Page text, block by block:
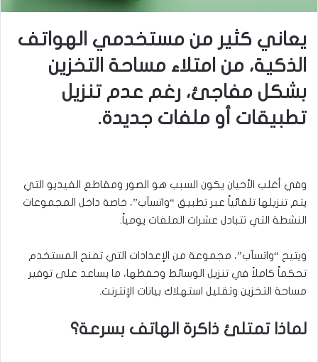
يعاني كثير من مستخدمي الهواتف
الذكية، من امتلاء مساحة التخزين
بشكل مفاجئ، رغم عدم تنزيل
تطبيقات أو ملفات جديدة.
وفي أغلب الأحيان يكون السبب هو الصور ومقاطع الفيديو التي
يتم تنزيلها تلقائياً عبر تطبيق “واتسآب”، خاصة داخل المجموعات
النشطة التي تتبادل عشرات الملفات يومياً.
ويتيح “واتسآب”، مجموعة من الإعدادات التي تمنح المستخدم
تحكماً كاملاً في تنزيل الوسائط وحفظها، ما يساعد على توفير
مساحة التخزين وتقليل استهلاك بيانات الإنترنت.
لماذا تمتلئ ذاكرة الهاتف بسرعة؟